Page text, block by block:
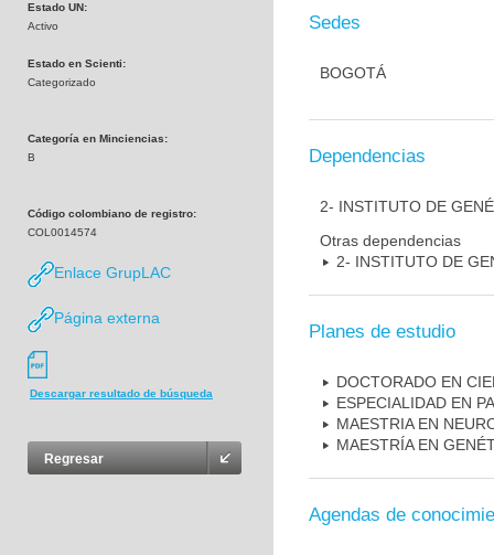
Estado UN:
Activo
Estado en Scienti:
Categorizado
Categoría en Minciencias:
B
Código colombiano de registro:
COL0014574
Enlace GrupLAC
Página externa
Descargar resultado de búsqueda
Regresar
Sedes
BOGOTÁ
Dependencias
2- INSTITUTO DE
Otras dependencias
2- INSTITUTO DE
Planes de estudio
DOCTORADO EN
ESPECIALIDAD EN
MAESTRIA EN
MAESTRÍA EN
Agendas de